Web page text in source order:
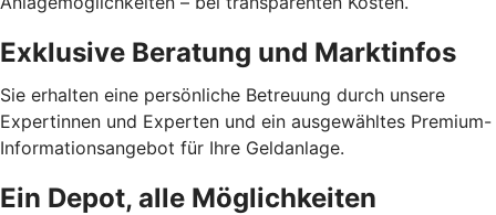
Exklusive Beratung und Marktinfos
Sie erhalten eine persönliche Betreuung durch unsere
Expertinnen und Experten und ein ausgewähltes Premium-
Informationsangebot für Ihre Geldanlage.
Ein Depot, alle Möglichkeiten